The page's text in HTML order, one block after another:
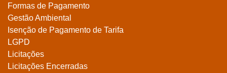
Formas de Pagamento
Gestão Ambiental
Isenção de Pagamento de Tarifa
LGPD
Licitações
Licitações Encerradas